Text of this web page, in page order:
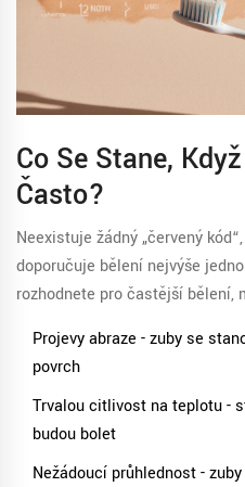
Co Se Stane,
Často?
Neexistuje žádný „červený
doporučuje bělení nejvýše
rozhodnete pro častější bělení,
Projevy abraze - zuby se
povrch
Trvalou citlivost na teplotu -
budou bolet
Nežádoucí průhlednost -